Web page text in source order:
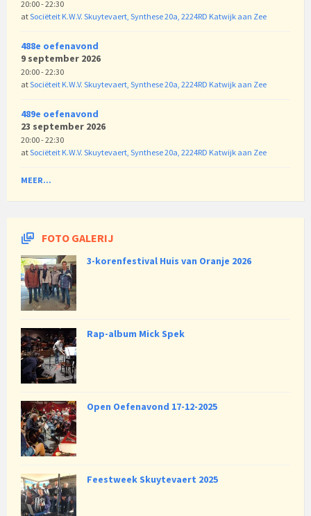
20:00 - 22:30
atSociëteit K.W.V. Skuytevaert, Synthese 20a, 2224RD Katwijk aan Zee
488e oefenavond
9 september 2026
20:00 - 22:30
atSociëteit K.W.V. Skuytevaert, Synthese 20a, 2224RD Katwijk aan Zee
489e oefenavond
23 september 2026
20:00 - 22:30
atSociëteit K.W.V. Skuytevaert, Synthese 20a, 2224RD Katwijk aan Zee
MEER...
FOTO GALERIJ
3-korenfestival Huis van Oranje 2026
Rap-album Mick Spek
Open Oefenavond 17-12-2025
Feestweek Skuytevaert 2025